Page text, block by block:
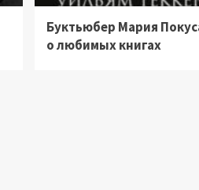
Буктьюбер Мария
о любимых книгах